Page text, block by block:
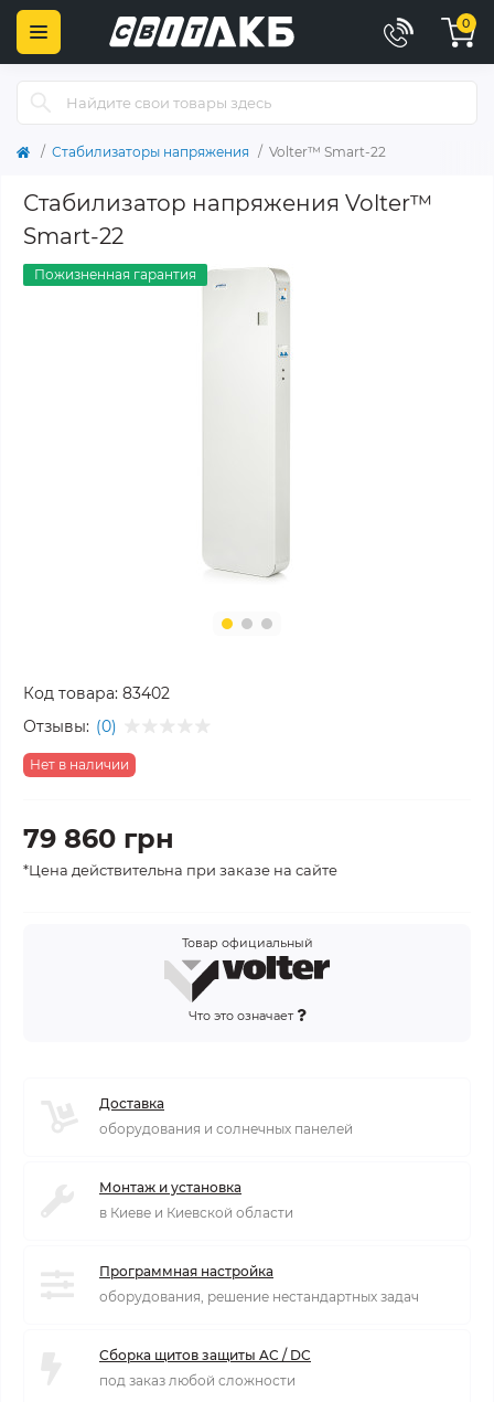
0
Стабилизаторы напряжения Volter™ Smart-22
Стабилизатор напряжения Volter™
Smart-22
Пожизненная гарантия
Код товара: 83402
Отзывы: (0)
Нет в наличии
79 860 грн
*Цена действительна при заказе на сайте
Товар официальный
Что это означает
Доставка
оборудования и солнечных панелей
Монтаж и установка
в Киеве и Киевской области
Программная настройка
оборудования, решение нестандартных задач
Сборка щитов защиты AC / DC
под заказ любой сложности